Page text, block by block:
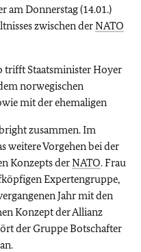
am Donnerstag (14.01.)
zwischen derNATO
trifft Staatsminister Hoyer
norwegischen
mit der ehemaligen
zusammen. Im
weitere Vorgehen bei der
Konzepts derNATO. Frau
Expertengruppe,
Jahr mit den
Konzept der Allianz
der Gruppe Botschafter